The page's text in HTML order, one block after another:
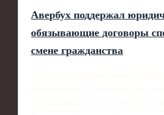
Авербух поддержал
обязывающие договоры
смене гражданства